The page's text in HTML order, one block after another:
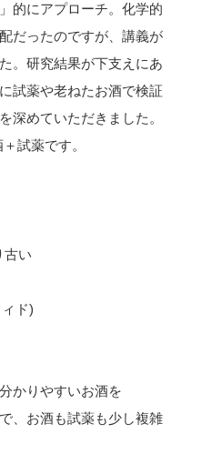
的にアプローチ。化学的
だったのですが、講義が
。研究結果が下支えにあ
試薬や老ねたお酒で検証
深めていただきました。
試薬です。
古い
ド)
かりやすいお酒を
、お酒も試薬も少し複雑